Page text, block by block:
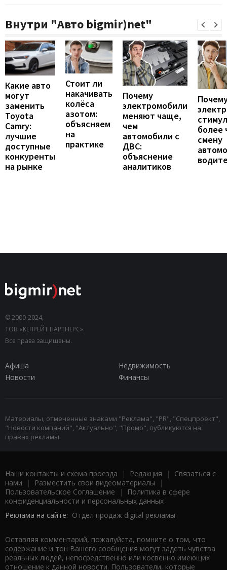
Внутри "Авто bigmir)net"
Какие авто
могут
заменить
Toyota
Camry:
лучшие
доступные
конкуренты
на рынке
Стоит ли
накачивать
колёса
азотом:
объясняем
на
практике
Почему
электромобили
меняют чаще,
чем
автомобили с
ДВС:
объяснение
аналитиков
более
смену
© 2000-2024,
ТОВ «КЕПРЕЙТ ПАРТНЕРС».
Все права защищены.
Афиша
Недвижимость
Новости
Финансы
Материалы, отмеченные знаками "Реклама", "PR", "Спецпроект",
"Новости компаний", "Актуально", "Промо", публикуются на
правах рекламы.
Наши контакты и схема проезда | Редакция | Связаться с
нами | Разместить свои видеоматериалы |
Пользовательское Соглашение |
Политика в сфере
конфиденциальности и персональных данных
Реклама на сайте: Отдел продаж digital рекламы
Оставляя комментарий, пожалуйста, помните о том, что
содержание и тон Вашего сообщения могут задеть чувства
реальных людей, непосредственно или косвенно имеющих
отношение к данной новости. Пользователи, которые